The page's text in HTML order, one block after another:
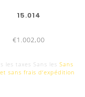
15.014
€1.002,00
les taxes Sans les Sans
sans frais d‘expédition